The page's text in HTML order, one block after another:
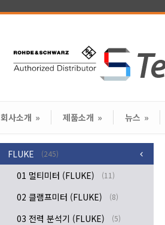
회사소개 » 제품소개 » 뉴스 »
FLUKE (245)
01 멀티미터 (FLUKE) (11)
02 클램프미터 (FLUKE) (8)
03 전력 분석기 (FLUKE) (5)